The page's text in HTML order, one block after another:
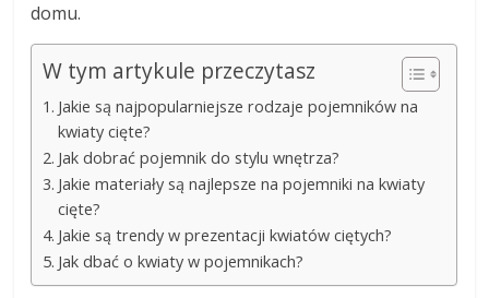
domu.
W tym artykule przeczytasz
Jakie są najpopularniejsze rodzaje pojemników na
kwiaty cięte?
Jak dobrać pojemnik do stylu wnętrza?
Jakie materiały są najlepsze na pojemniki na kwiaty
cięte?
Jakie są trendy w prezentacji kwiatów ciętych?
Jak dbać o kwiaty w pojemnikach?